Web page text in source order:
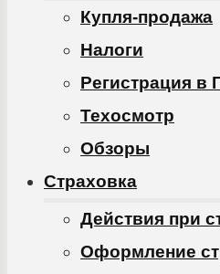
Купля-продажа
Налоги
Регистрация в
Техосмотр
Обзоры
Cтраховка
Действия при
Оформление